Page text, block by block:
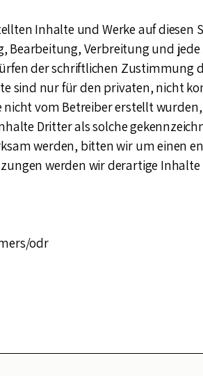
Inhalte und Werke auf diesen
Bearbeitung, Verbreitung und
der schriftlichen Zustimmung
sind nur für den privaten, nicht
nicht vom Betreiber erstellt
Dritter als solche
werden, bitten wir um einen
werden wir derartige
odr